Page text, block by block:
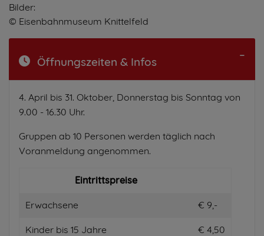
Bilder:
© Eisenbahnmuseum Knittelfeld
Öffnungszeiten & Infos
4. April bis 31. Oktober, Donnerstag bis Sonntag von
9.00 - 16.30 Uhr.
Gruppen ab 10 Personen werden täglich nach
Voranmeldung angenommen.
Eintrittspreise
Erwachsene € 9,-
Kinder bis 15 Jahre € 4,50